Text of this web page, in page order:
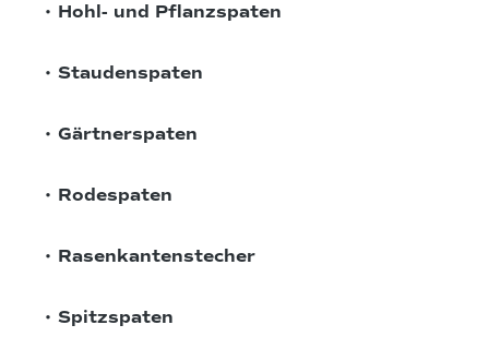
• Hohl- und Pflanzspaten
• Staudenspaten
• Gärtnerspaten
• Rodespaten
• Rasenkantenstecher
• Spitzspaten